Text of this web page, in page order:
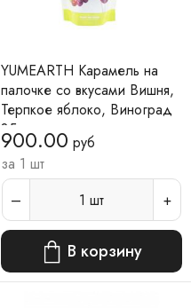
YUMEARTH Карамель на
палочке со вкусами Вишня,
Терпкое яблоко, Виноград
85 г
900.00 руб
за 1 шт
1 шт
В корзину